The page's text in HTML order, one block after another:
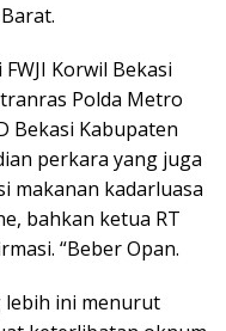
Korwil Bekasi
Polda Metro
Bekasi Kabupaten
perkara yang juga
makanan kadarluasa
bahkan ketua RT
“Beber Opan.
lebih ini menurut